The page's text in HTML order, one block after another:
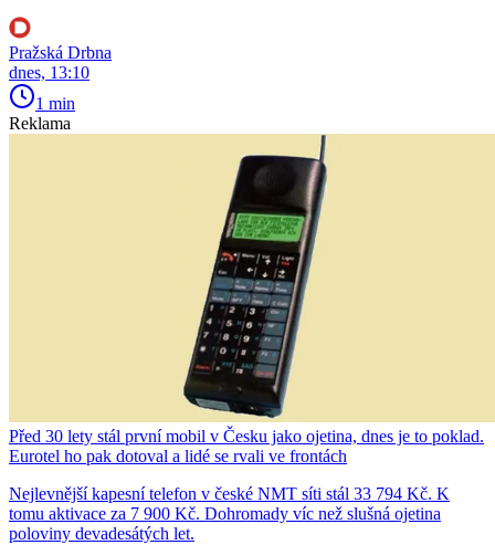
Pražská Drbna
dnes, 13:10
1 min
Reklama
Před 30 lety stál první mobil v Česku jako ojetina, dnes je to poklad.
Eurotel ho pak dotoval a lidé se rvali ve frontách
Nejlevnější kapesní telefon v české NMT síti stál 33 794 Kč. K
tomu aktivace za 7 900 Kč. Dohromady víc než slušná ojetina
poloviny devadesátých let.